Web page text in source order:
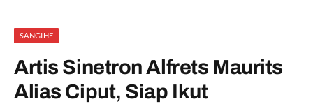
SANGIHE
Artis Sinetron Alfrets Maurits
Alias Ciput, Siap Ikut